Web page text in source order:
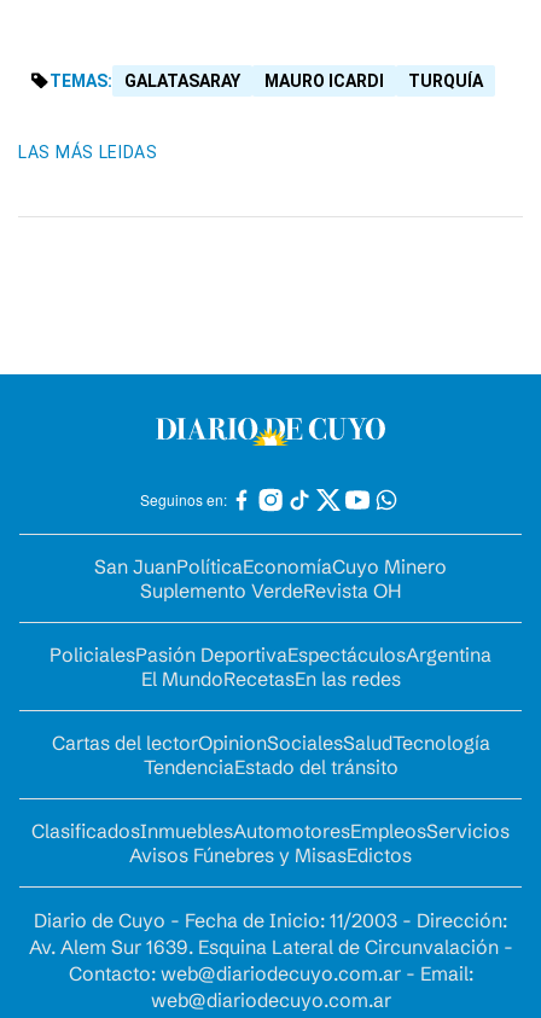
TEMAS: GALATASARAY MAURO ICARDI TURQUÍA
LAS MÁS LEIDAS
Seguinos en:
San JuanPolíticaEconomíaCuyo Minero
Suplemento VerdeRevista OH
PolicialesPasión DeportivaEspectáculosArgentina
El MundoRecetasEn las redes
Cartas del lectorOpinionSocialesSaludTecnología
TendenciaEstado del tránsito
ClasificadosInmueblesAutomotoresEmpleosServicios
Avisos Fúnebres y MisasEdictos
Diario de Cuyo - Fecha de Inicio: 11/2003 - Dirección:
Av. Alem Sur 1639. Esquina Lateral de Circunvalación -
Contacto: web@diariodecuyo.com.ar- Email:
web@diariodecuyo.com.ar